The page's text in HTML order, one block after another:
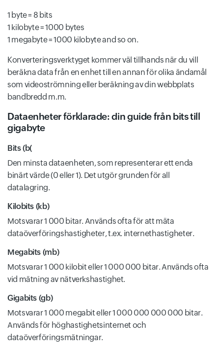
1 byte = 8 bits
1 kilobyte = 1000 bytes
1 megabyte = 1000 kilobyte and so on.
Konverteringsverktyget kommer väl tillhands när du vill
beräkna data från en enhet till en annan för olika ändamål
som videoströmning eller beräkning av din webbplats
bandbredd m.m.
Dataenheter förklarade: din guide från bits till
gigabyte
Bits (b(
Den minsta dataenheten, som representerar ett enda
binärt värde (0 eller 1). Det utgör grunden för all
datalagring.
Kilobits (kb)
Motsvarar 1 000 bitar. Används ofta för att mäta
dataöverföringshastigheter, t.ex. internethastigheter.
Megabits (mb)
Motsvarar 1 000 kilobit eller 1 000 000 bitar. Används ofta
vid mätning av nätverkshastighet.
Gigabits (gb)
Motsvarar 1 000 megabit eller 1 000 000 000 000 bitar.
Används för höghastighetsinternet och
dataöverföringsmätningar.